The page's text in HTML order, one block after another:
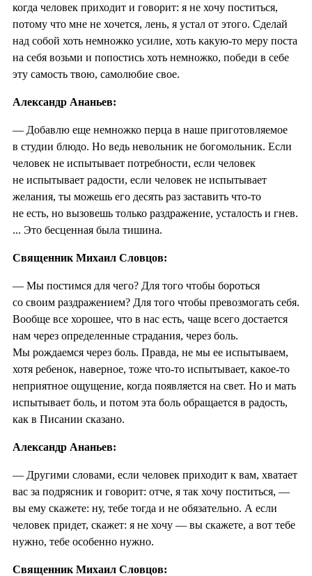
когда человек приходит и говорит: я не хочу поститься,
потому что мне не хочется, лень, я устал от этого. Сделай
над собой хоть немножко усилие, хоть какую-то меру поста
на себя возьми и попостись хоть немножко, победи в себе
эту самость твою, самолюбие свое.
Александр Ананьев:
— Добавлю еще немножко перца в наше приготовляемое
в студии блюдо. Но ведь невольник не богомольник. Если
человек не испытывает потребности, если человек
не испытывает радости, если человек не испытывает
желания, ты можешь его десять раз заставить что-то
не есть, но вызовешь только раздражение, усталость и гнев.
... Это бесценная была тишина.
Священник Михаил Словцов:
— Мы постимся для чего? Для того чтобы бороться
со своим раздражением? Для того чтобы превозмогать себя.
Вообще все хорошее, что в нас есть, чаще всего достается
нам через определенные страдания, через боль.
Мы рождаемся через боль. Правда, не мы ее испытываем,
хотя ребенок, наверное, тоже что-то испытывает, какое-то
неприятное ощущение, когда появляется на свет. Но и мать
испытывает боль, и потом эта боль обращается в радость,
как в Писании сказано.
Александр Ананьев:
— Другими словами, если человек приходит к вам, хватает
вас за подрясник и говорит: отче, я так хочу поститься, —
вы ему скажете: ну, тебе тогда и не обязательно. А если
человек придет, скажет: я не хочу — вы скажете, а вот тебе
нужно, тебе особенно нужно.
Священник Михаил Словцов: